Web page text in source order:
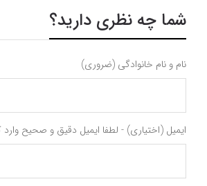
شما چه نظری دارید؟
نام و نام خانوادگی (ضروری)
ایمیل (اختیاری) - لطفا ایمیل دقیق و صحیح وارد